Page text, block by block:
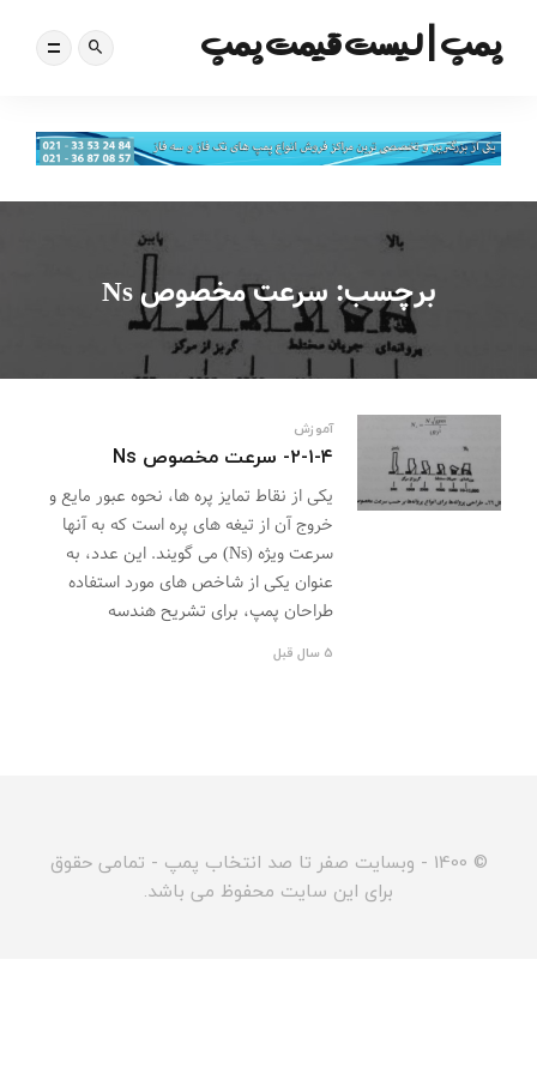
پمپ | لیست قیمت پمپ
برچسب: سرعت مخصوص Ns
آموزش
۲-۱-۴- سرعت مخصوص Ns
یکی از نقاط تمایز پره ها، نحوه عبور مایع و
خروج آن از تیغه های پره است که به آنها
سرعت ویژه (Ns) می گویند. این عدد، به
عنوان یکی از شاخص های مورد استفاده
طراحان پمپ، برای تشریح هندسه
5 سال قبل
© 1400 - وبسایت صفر تا صد انتخاب پمپ - تمامی حقوق
برای این سایت محفوظ می باشد.